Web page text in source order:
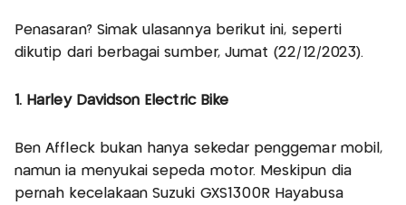
Penasaran? Simak ulasannya berikut ini, seperti
dikutip dari berbagai sumber, Jumat (22/12/2023).
1. Harley Davidson Electric Bike
Ben Affleck bukan hanya sekedar penggemar mobil,
namun ia menyukai sepeda motor. Meskipun dia
pernah kecelakaan Suzuki GXS1300R Hayabusa